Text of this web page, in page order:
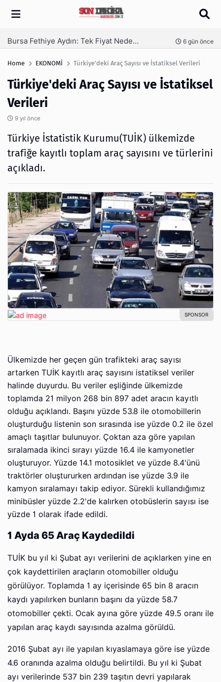
Arama
SEO Hizmeti Alırken Kandırılmamak İçin Bilinmesi Gerekenler 1 hafta önce
Home EKONOMİ Türkiye'deki Araç Sayısı ve İstatiksel Verileri
Türkiye'deki Araç Sayısı ve İstatiksel
Verileri
9 yıl önce
Türkiye İstatistik Kurumu(TUİK) ülkemizde
trafiğe kayıtlı toplam araç sayısını ve türlerini
açıkladı.
Ülkemizde her geçen gün trafikteki araç sayısı
artarken TUİK kayıtlı araç sayısını istatiksel veriler
halinde duyurdu. Bu veriler eşliğinde ülkemizde
toplamda 21 milyon 268 bin 897 adet aracın kayıtlı
olduğu açıklandı. Başını yüzde 53.8 ile otomobillerin
oluşturduğu listenin son sırasında ise yüzde 0.2 ile özel
amaçlı taşıtlar bulunuyor. Çoktan aza göre yapılan
sıralamada ikinci sırayı yüzde 16.4 ile kamyonetler
oluşturuyor. Yüzde 14.1 motosiklet ve yüzde 8.4'ünü
traktörler oluştururken ardından ise yüzde 3.9 ile
kamyon sıralamayı takip ediyor. Sürekli kullandığımız
minibüsler yüzde 2.2'de kalırken otobüslerin sayısı ise
yüzde 1 olarak ifade edildi.
1 Ayda 65 Araç Kaydedildi
TUİK bu yıl ki Şubat ayı verilerini de açıklarken yine en
çok kaydettirilen araçların otomobiller olduğu
görülüyor. Toplamda 1 ay içerisinde 65 bin 8 aracın
kaydı yapılırken bunların başını da yüzde 58.7
otomobiller çekti. Ocak ayına göre yüzde 49.5 oranı ile
yapılan araç kaydı sayısında azalma görüldü.
2016 Şubat ayı ile yapılan kıyaslamaya göre ise yüzde
4.6 oranında azalma olduğu belirtildi. Bu yıl ki Şubat
ayı verilerinde 537 bin 239 taşıtın devri yapılarak